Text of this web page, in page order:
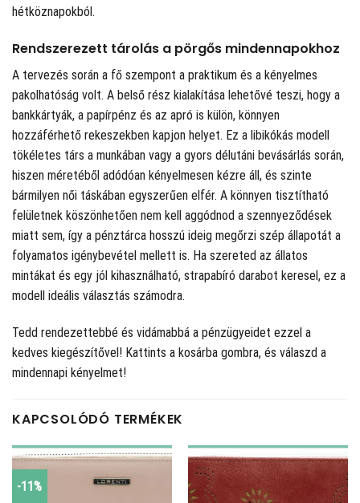
hétköznapokból.
Rendszerezett tárolás a pörgős mindennapokhoz
A tervezés során a fő szempont a praktikum és a kényelmes
pakolhatóság volt. A belső rész kialakítása lehetővé teszi, hogy a
bankkártyák, a papírpénz és az apró is külön, könnyen
hozzáférhető rekeszekben kapjon helyet. Ez a libikókás modell
tökéletes társ a munkában vagy a gyors délutáni bevásárlás során,
hiszen méretéből adódóan kényelmesen kézre áll, és szinte
bármilyen női táskában egyszerűen elfér. A könnyen tisztítható
felületnek köszönhetően nem kell aggódnod a szennyeződések
miatt sem, így a pénztárca hosszú ideig megőrzi szép állapotát a
folyamatos igénybevétel mellett is. Ha szereted az állatos
mintákat és egy jól kihasználható, strapabíró darabot keresel, ez a
modell ideális választás számodra.
Tedd rendezettebbé és vidámabbá a pénzügyeidet ezzel a
kedves kiegészítővel! Kattints a kosárba gombra, és válaszd a
mindennapi kényelmet!
KAPCSOLÓDÓ TERMÉKEK
-11%